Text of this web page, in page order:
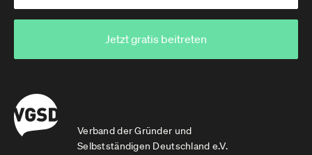
Verband der Gründer und
Selbstständigen Deutschland e.V.
Jetzt gratis beitreten